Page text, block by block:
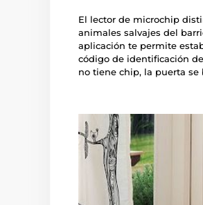
El lector de microchip
animales salvajes del
aplicación te permite
código de identificación
no tiene chip, la puerta se